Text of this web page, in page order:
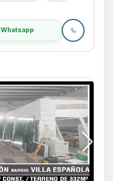
Whatsapp